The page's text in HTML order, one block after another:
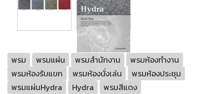
พรม พรมแผ่น พรมสำนักงาน
พรมห้องทำงาน
พรมห้องรับแขก
พรมห้องนั่งเล่น
พรมห้องประชุม
พรมแผ่นHydra
Hydra พรมสีแดง